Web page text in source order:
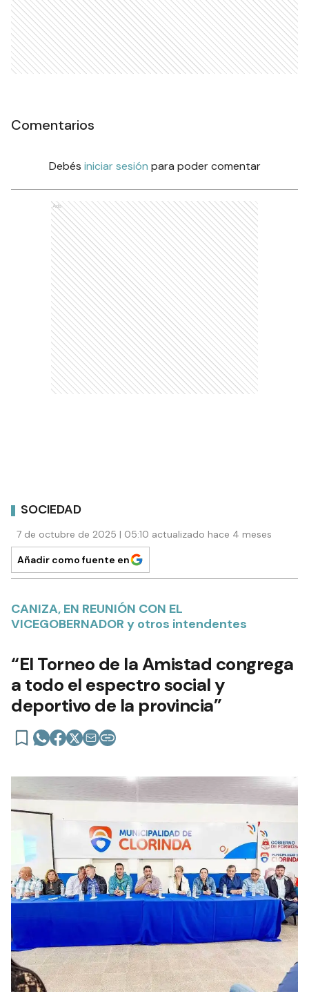
Comentarios
Debés iniciar sesión para poder comentar
Ads
SOCIEDAD
7 de octubre de 2025 | 05:10 actualizado hace 4 meses
Añadir como fuente en
CANIZA, EN REUNIÓN CON EL
VICEGOBERNADOR y otros intendentes
“El Torneo de la Amistad congrega
a todo el espectro social y
deportivo de la provincia”